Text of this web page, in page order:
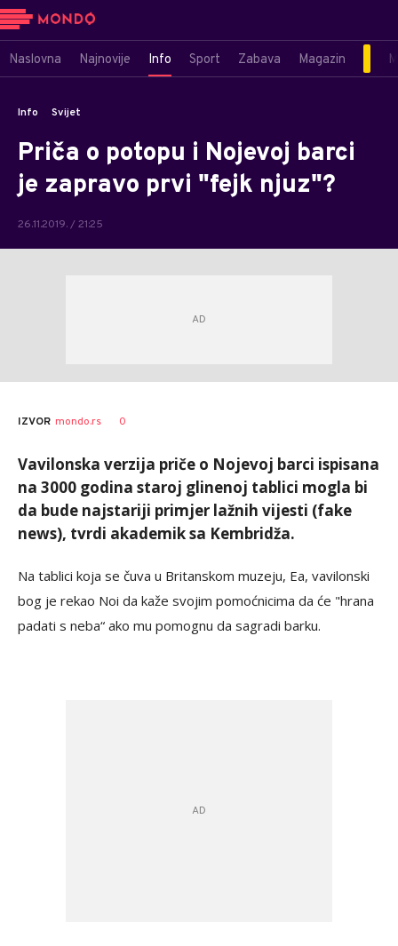
Naslovna Najnovije Info Sport Zabava Magazin
Info Svijet
Priča o potopu i Nojevoj barci
je zapravo prvi "fejk njuz"?
26.11.2019. / 21:25
IZVOR mondo.rs 0
Vavilonska verzija priče o Nojevoj barci ispisana
na 3000 godina staroj glinenoj tablici mogla bi
da bude najstariji primjer lažnih vijesti (fake
news), tvrdi akademik sa Kembridža.
Na tablici koja se čuva u Britanskom muzeju, Ea, vavilonski
bog je rekao Noi da kaže svojim pomoćnicima da će "hrana
padati s neba“ ako mu pomognu da sagradi barku.